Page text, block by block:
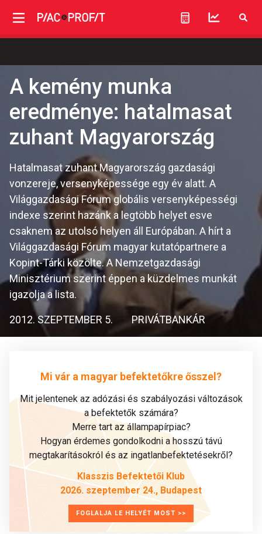
A kemény munka
eredménye: hatalmasat
zuhant Magyarország
Hatalmasat zuhant Magyarország gazdasági
vonzereje, versenyképessége egy év alatt. A
Világgazdasági Fórum globális versenyképességi
indexe szerint hazánk a legtöbb helyet esve
csaknem az utolsó helyen áll Európában. A hírt a
Világgazdasági Fórum magyar kutatópartnere a
Kopint-Tárki közölte. A Nemzetgazdasági
Minisztérium szerint éppen a küzdelmes munkát
igazolja a lista.
2012. SZEPTEMBER 5. PRIVÁTBANKÁR
Mi vár a magyar befektetőkre ősszel?
Mit jelentenek az adózási és szabályozási változások
a befektetők számára?
Merre tart az állampapírpiac?
Hogyan érdemes gondolkodni a hosszú távú
megtakarításokról és az ingatlanbefektetésekről?
Klasszis Befektetői Klub
2026. szeptember 24., Budapest
FOGLALJA LE HELYÉT MOST >>